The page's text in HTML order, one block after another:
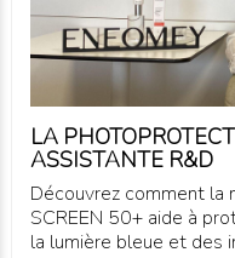
LA
ASSISTANTE R&D
Découvrez comment la
SCREEN 50+ aide à
la lumière bleue et des